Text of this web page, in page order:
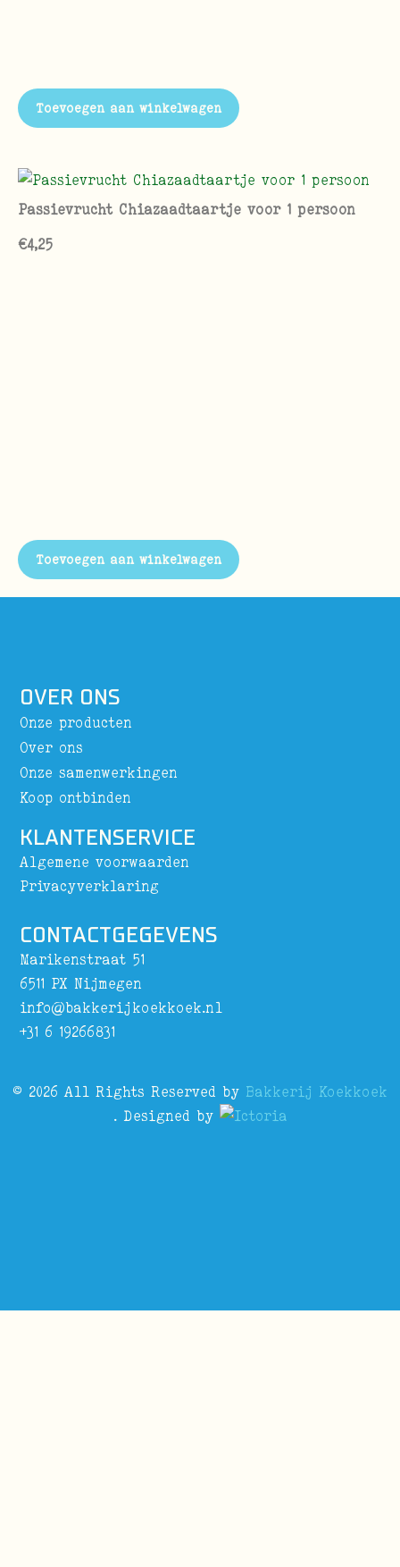
Toevoegen aan winkelwagen
Passievrucht Chiazaadtaartje voor 1 persoon
€4,25
Toevoegen aan winkelwagen
OVER ONS
Onze producten
Over ons
Onze samenwerkingen
Koop ontbinden
KLANTENSERVICE
Algemene voorwaarden
Privacyverklaring
CONTACTGEGEVENS
Marikenstraat 51
6511 PX Nijmegen
info@bakkerijkoekkoek.nl
+31 6 19266831
© 2026 All Rights Reserved by Bakkerij Koekkoek
. Designed by